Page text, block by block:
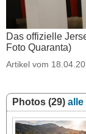
Das offizielle
Foto Quaranta)
Artikel vom
Photos (29) alle